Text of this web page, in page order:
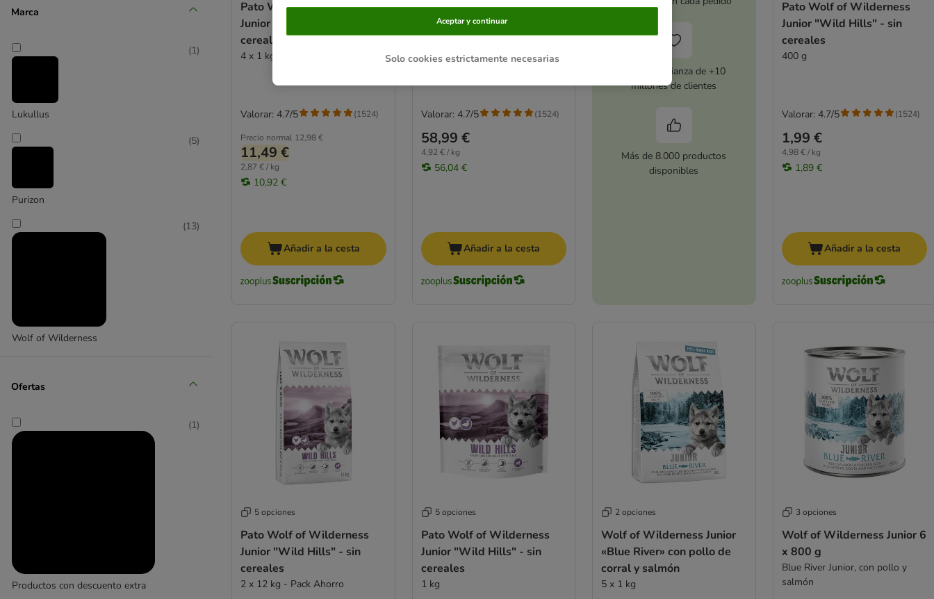
Herrmanns
Lupo Sensitive
Natural Greatness
Pro Plan
Rinti
Rocco
Simpsons Premium
Los más vendidos: pienso sin cereales
Los más vendidos: comida húmeda sin
cachorros sin cereales
Marca
Lukullus
(1)
Purizon
(5)
Wolf of Wilderness
(13)
Ofertas
Productos con descuento extra
(1)
Pato Wolf of Wilderness
Junior "Wild Hills" - sin
cereales
4 x 1 kg - Pack Ahorro
Precio normal 12,98 €
11,49 €
2,87 € / kg
10,92 €
Valorar: 4.7/5 (1524)
Añadir a la cesta
Pato Wolf of Wilderness
Junior "Wild Hills" - sin
cereales
12 kg
58,99 €
4,92 € / kg
56,04 €
Valorar: 4.7/5 (1524)
Añadir a la cesta
Con la confianza de +10
millones de clientes
Más de 8.000 productos
disponibles
Pato Wolf of Wilderness
Junior "Wild Hills" - sin
cereales
400 g
1,99 €
4,98 € / kg
1,89 €
Valorar: 4.7/5 (1524)
Añadir a la cesta
5 opciones
Pato Wolf of Wilderness
Junior "Wild Hills" - sin
cereales
2 x 12 kg - Pack Ahorro
5 opciones
Pato Wolf of Wilderness
Junior "Wild Hills" - sin
cereales
1 kg
2 opciones
Wolf of Wilderness Junior
«Blue River» con pollo de
corral y salmón
5 x 1 kg
3 opciones
Wolf of Wilderness Junior 6
x 800 g
Blue River Junior, con pollo y
salmón
Solo cookies estrictamente necesarias
Aceptar y continuar